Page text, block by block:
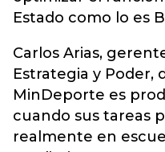
Estado como lo es
Carlos Arias,
Estrategia y Poder,
MinDeporte es
cuando sus tareas
realmente en